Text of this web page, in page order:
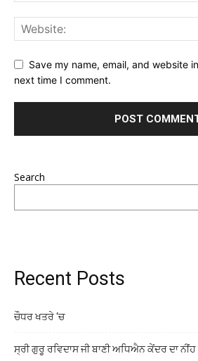
Save my name, email, and website
next time I comment.
Search
Recent Posts
ਚੌਧਰ ਖਤਰੇ ‘ਚ
ਸ੍ਰੀ ਗੁਰੂ ਰਵਿਦਾਸ ਜੀ ਬਾਣੀ ਅਧਿਐਨ ਕੇਂਦਰ ਦਾ